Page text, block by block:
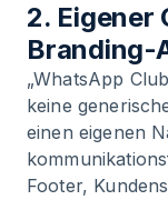
2. Eigener
Branding-
„WhatsApp
keine
einen eigenen
Footer,